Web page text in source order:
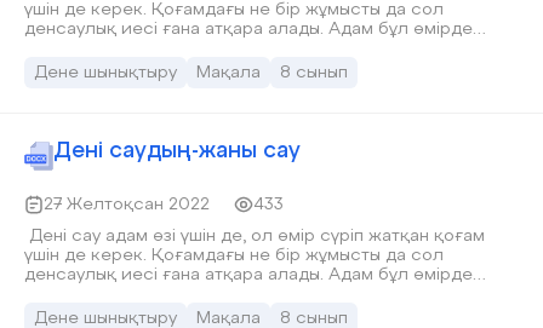
үшін де керек. Қоғамдағы не бір жұмысты да сол
денсаулық иесі ғана атқара алады. Адам бұл өмірде
пайдалана білмесең, ғұмырың текке өтті дей бер.
дұрыс сақтанғанымыз жөн. Деніміз сау болмаса, ауру
меңдеп, қалжыратса, шалқыған байлықтан, ақшадан не
аңғарамыз.
Дене шынықтыру Мақала 8 сынып
Дені саудың-жаны сау
27 Желтоқсан 2022
433
Дені сау адам өзі үшін де, ол өмір сүріп жатқан қоғам
үшін де керек. Қоғамдағы не бір жұмысты да сол
денсаулық иесі ғана атқара алады. Адам бұл өмірде
пайдалана білмесең, ғұмырың текке өтті дей бер.
Дене шынықтыру Мақала 8 сынып